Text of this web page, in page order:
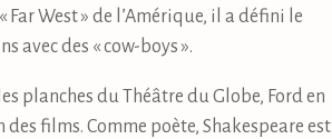
West » de l’Amérique, il a défini le
avec des « cow-boys ».
planches du Théâtre du Globe, Ford en
films. Comme poète, Shakespeare est